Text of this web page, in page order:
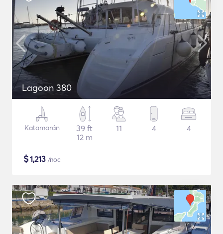
Lagoon 380
Katamarán
39 ft
12 m
11 4 4
$1,213 /noc